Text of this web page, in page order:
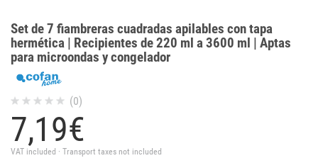
Set de 7 fiambreras cuadradas apilables con tapa
hermética | Recipientes de 220 ml a 3600 ml | Aptas
para microondas y congelador
(0)
7,19€
VAT included · Transport taxes not included